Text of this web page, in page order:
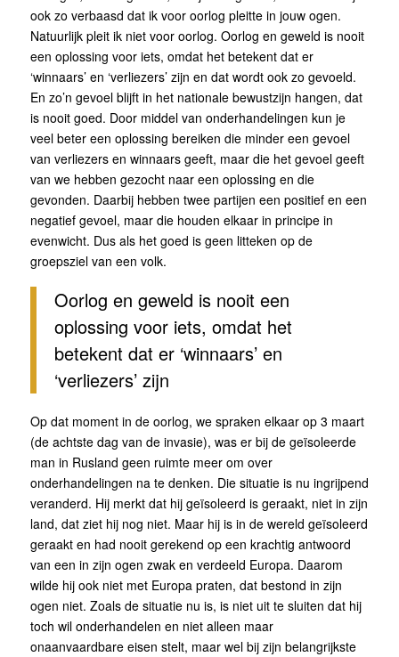
ook zo verbaasd dat ik voor oorlog pleitte in jouw ogen.
Natuurlijk pleit ik niet voor oorlog. Oorlog en geweld is nooit
een oplossing voor iets, omdat het betekent dat er
‘winnaars’ en ‘verliezers’ zijn en dat wordt ook zo gevoeld.
En zo’n gevoel blijft in het nationale bewustzijn hangen, dat
is nooit goed. Door middel van onderhandelingen kun je
veel beter een oplossing bereiken die minder een gevoel
van verliezers en winnaars geeft, maar die het gevoel geeft
van we hebben gezocht naar een oplossing en die
gevonden. Daarbij hebben twee partijen een positief en een
negatief gevoel, maar die houden elkaar in principe in
evenwicht. Dus als het goed is geen litteken op de
groepsziel van een volk.
Oorlog en geweld is nooit een
oplossing voor iets, omdat het
betekent dat er ‘winnaars’ en
‘verliezers’ zijn
Op dat moment in de oorlog, we spraken elkaar op 3 maart
(de achtste dag van de invasie), was er bij de geïsoleerde
man in Rusland geen ruimte meer om over
onderhandelingen na te denken. Die situatie is nu ingrijpend
veranderd. Hij merkt dat hij geïsoleerd is geraakt, niet in zijn
land, dat ziet hij nog niet. Maar hij is in de wereld geïsoleerd
geraakt en had nooit gerekend op een krachtig antwoord
van een in zijn ogen zwak en verdeeld Europa. Daarom
wilde hij ook niet met Europa praten, dat bestond in zijn
ogen niet. Zoals de situatie nu is, is niet uit te sluiten dat hij
toch wil onderhandelen en niet alleen maar
onaanvaardbare eisen stelt, maar wel bij zijn belangrijkste